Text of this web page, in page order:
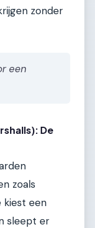
zonder
een
De
zoals
kiest een
sleept er